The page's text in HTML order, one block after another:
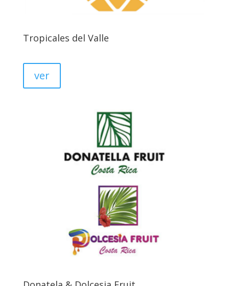
Tropicales del Valle
ver